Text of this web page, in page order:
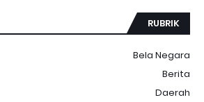
RUBRIK
Bela Negara
Berita
Daerah